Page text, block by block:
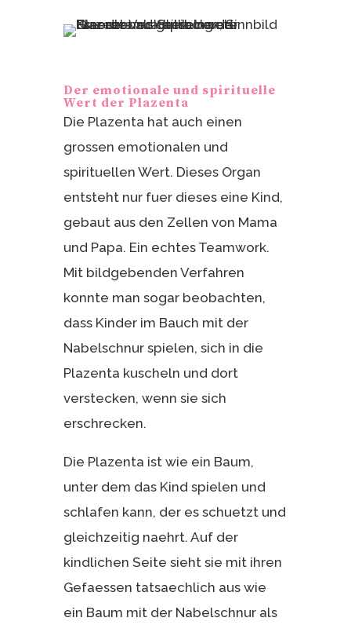
Der emotionale und spirituelle
Wert der Plazenta
Die Plazenta hat auch einen
grossen emotionalen und
spirituellen Wert. Dieses Organ
entsteht nur fuer dieses eine Kind,
gebaut aus den Zellen von Mama
und Papa. Ein echtes Teamwork.
Mit bildgebenden Verfahren
konnte man sogar beobachten,
dass Kinder im Bauch mit der
Nabelschnur spielen, sich in die
Plazenta kuscheln und dort
verstecken, wenn sie sich
erschrecken.
Die Plazenta ist wie ein Baum,
unter dem das Kind spielen und
schlafen kann, der es schuetzt und
gleichzeitig naehrt. Auf der
kindlichen Seite sieht sie mit ihren
Gefaessen tatsaechlich aus wie
ein Baum mit der Nabelschnur als